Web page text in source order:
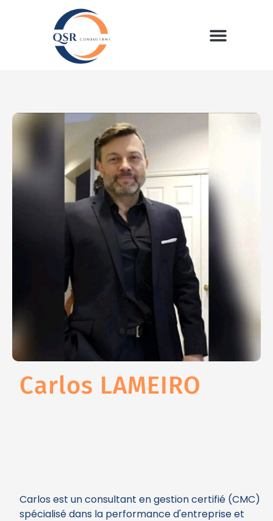
Carlos LAMEIRO
Carlos est un consultant en gestion certifié (CMC)
spécialisé dans la performance d'entreprise et